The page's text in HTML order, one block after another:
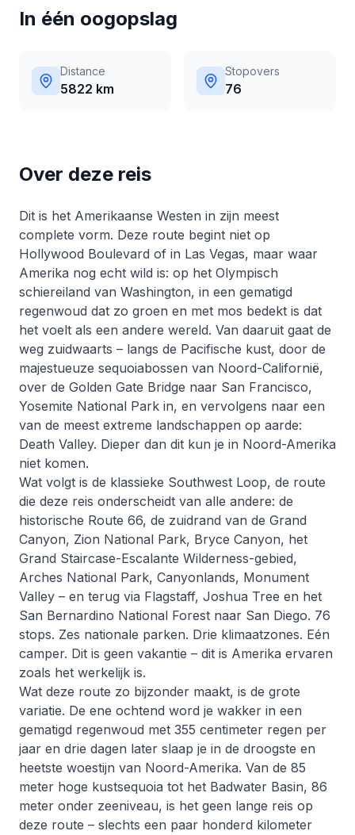
In één oogopslag
Distance
5822 km
Stopovers
76
Over deze reis
Dit is het Amerikaanse Westen in zijn meest
complete vorm. Deze route begint niet op
Hollywood Boulevard of in Las Vegas, maar waar
Amerika nog echt wild is: op het Olympisch
schiereiland van Washington, in een gematigd
regenwoud dat zo groen en met mos bedekt is dat
het voelt als een andere wereld. Van daaruit gaat de
weg zuidwaarts – langs de Pacifische kust, door de
majestueuze sequoiabossen van Noord-Californië,
over de Golden Gate Bridge naar San Francisco,
Yosemite National Park in, en vervolgens naar een
van de meest extreme landschappen op aarde:
Death Valley. Dieper dan dit kun je in Noord-Amerika
niet komen.
Wat volgt is de klassieke Southwest Loop, de route
die deze reis onderscheidt van alle andere: de
historische Route 66, de zuidrand van de Grand
Canyon, Zion National Park, Bryce Canyon, het
Grand Staircase-Escalante Wilderness-gebied,
Arches National Park, Canyonlands, Monument
Valley – en terug via Flagstaff, Joshua Tree en het
San Bernardino National Forest naar San Diego. 76
stops. Zes nationale parken. Drie klimaatzones. Eén
camper. Dit is geen vakantie – dit is Amerika ervaren
zoals het werkelijk is.
Wat deze route zo bijzonder maakt, is de grote
variatie. De ene ochtend word je wakker in een
gematigd regenwoud met 355 centimeter regen per
jaar en drie dagen later slaap je in de droogste en
heetste woestijn van Noord-Amerika. Van de 85
meter hoge kustsequoia tot het Badwater Basin, 86
meter onder zeeniveau, is het geen lange reis op
deze route – slechts een paar honderd kilometer